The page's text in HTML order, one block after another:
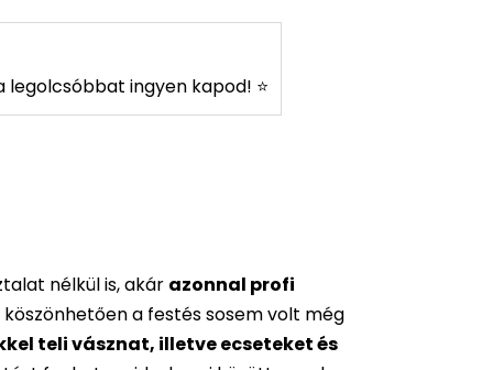
legolcsóbbat ingyen kapod! ⭐
nélkül is, akár azonnal profi
a festés sosem volt még
teli vásznat, illetve ecseteket és